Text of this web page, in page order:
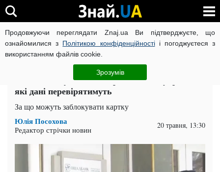
Продовжуючи переглядати Znaj.ua Ви підтверджуєте, що
ознайомилися з Політикою конфіденційностіі погоджуєтеся з
використанням файлів cookie.
Зрозумів
ВІЙНА РОСІЇ ПРОТИ УКРАЇНИ КОРОНАВІРУС В УКРАЇНІ
ЧИТАТЬ НА РУССКОМ
Банки візьмуть під контроль доходи українців:
які дані перевірятимуть
За що можуть заблокувати картку
Юлія Посохова
Редактор стрічки новин 20 травня, 13:30